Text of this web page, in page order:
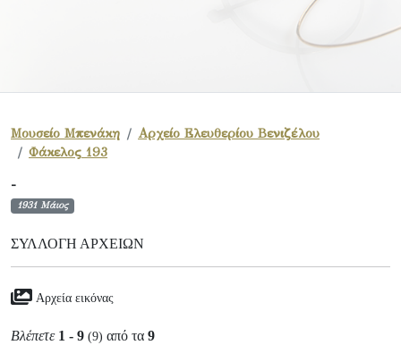
Μουσείο Μπενάκη
Αρχείο Ελευθερίου Βενιζέλου
Φάκελος 193
-
1931 Μάιος
ΣΥΛΛΟΓΉ ΑΡΧΕΊΩΝ
Αρχεία εικόνας
Βλέπετε 1 - 9 (9) από τα 9